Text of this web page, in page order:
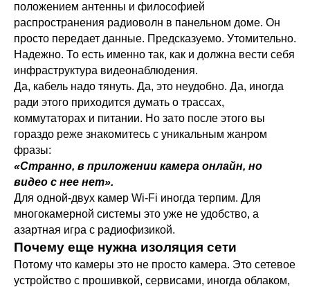
положением антенны и философией
распространения радиоволн в панельном доме. Он
просто передает данные. Предсказуемо. Утомительно.
Надежно. То есть именно так, как и должна вести себя
инфраструктура видеонаблюдения.
Да, кабель надо тянуть. Да, это неудобно. Да, иногда
ради этого приходится думать о трассах,
коммутаторах и питании. Но зато после этого вы
гораздо реже знакомитесь с уникальным жанром
фразы:
«Странно, в приложении камера онлайн, но
видео с нее нет».
Для одной-двух камер Wi-Fi иногда терпим. Для
многокамерной системы это уже не удобство, а
азартная игра с радиофизикой.
Почему еще нужна изоляция сети
Потому что камеры это не просто камера. Это сетевое
устройство с прошивкой, сервисами, иногда облаком,